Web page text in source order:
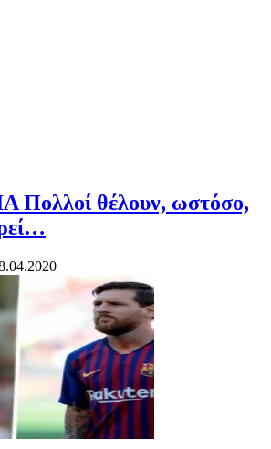
Πολλοί θέλουν, ωστόσο,